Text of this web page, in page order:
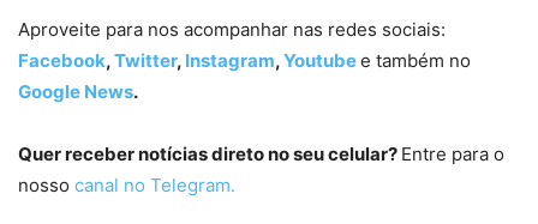
Aproveite para nos acompanhar nas redes sociais:
Facebook,Twitter, Instagram,Youtubee também no
Google News.
Quer receber notícias direto no seu celular? Entre para o
nosso canal no Telegram.